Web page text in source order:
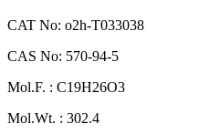
CAT No: o2h-T033038
CAS No: 570-94-5
Mol.F. : C19H26O3
Mol.Wt. : 302.4